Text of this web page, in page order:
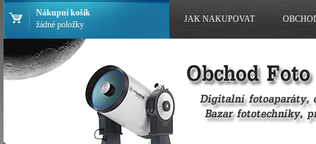
Nákupní košík
žádné položky
JAK NAKUPOVAT